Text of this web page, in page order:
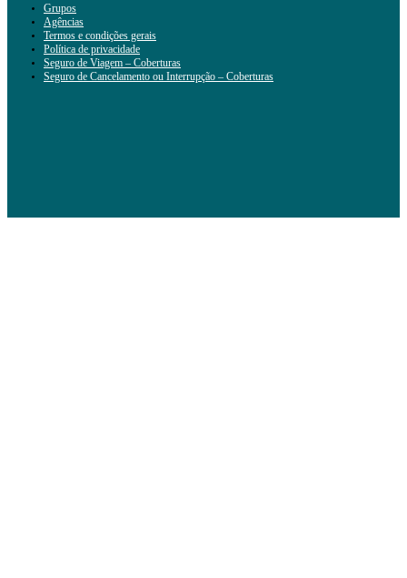
Grupos
Agências
Termos e condições gerais
Política de privacidade
Seguro de Viagem – Coberturas
Seguro de Cancelamento ou Interrupção – Coberturas